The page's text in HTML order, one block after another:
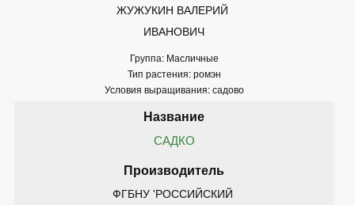
ЖУЖУКИН ВАЛЕРИЙ
ИВАНОВИЧ
Группа: Масличные
Тип растения: ромэн
Условия выращивания: садово
САДКО
ФГБНУ 'РОССИЙСКИЙ